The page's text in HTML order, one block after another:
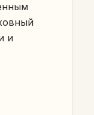
и